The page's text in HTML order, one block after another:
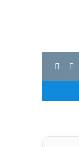
الوضع المظلم